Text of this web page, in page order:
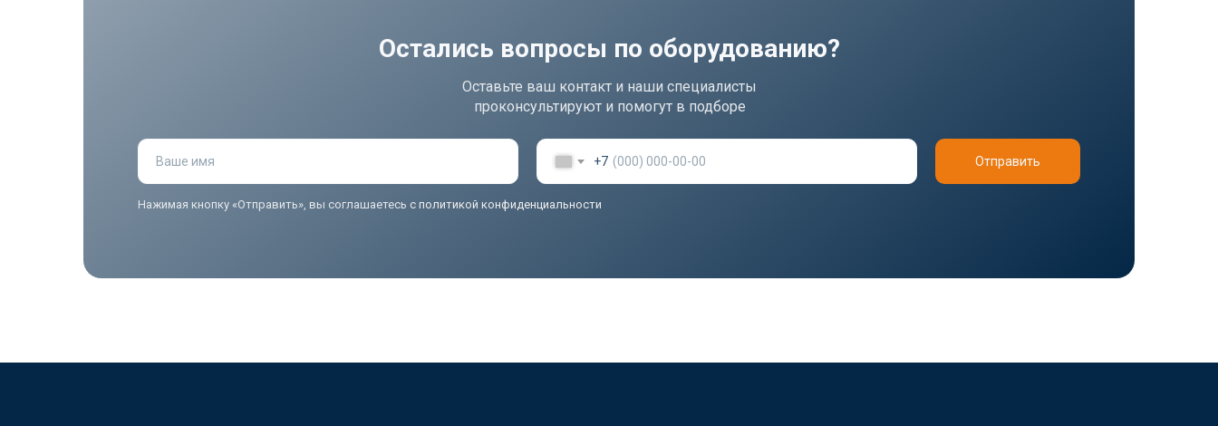
Остались вопросы по оборудованию?
Ваше имя +7 Отправить
Нажимая кнопку «Отправить», вы соглашаетесь с политикой конфиденциальности
Оставьте ваш контакт и наши специалисты
проконсультируют и помогут в подборе